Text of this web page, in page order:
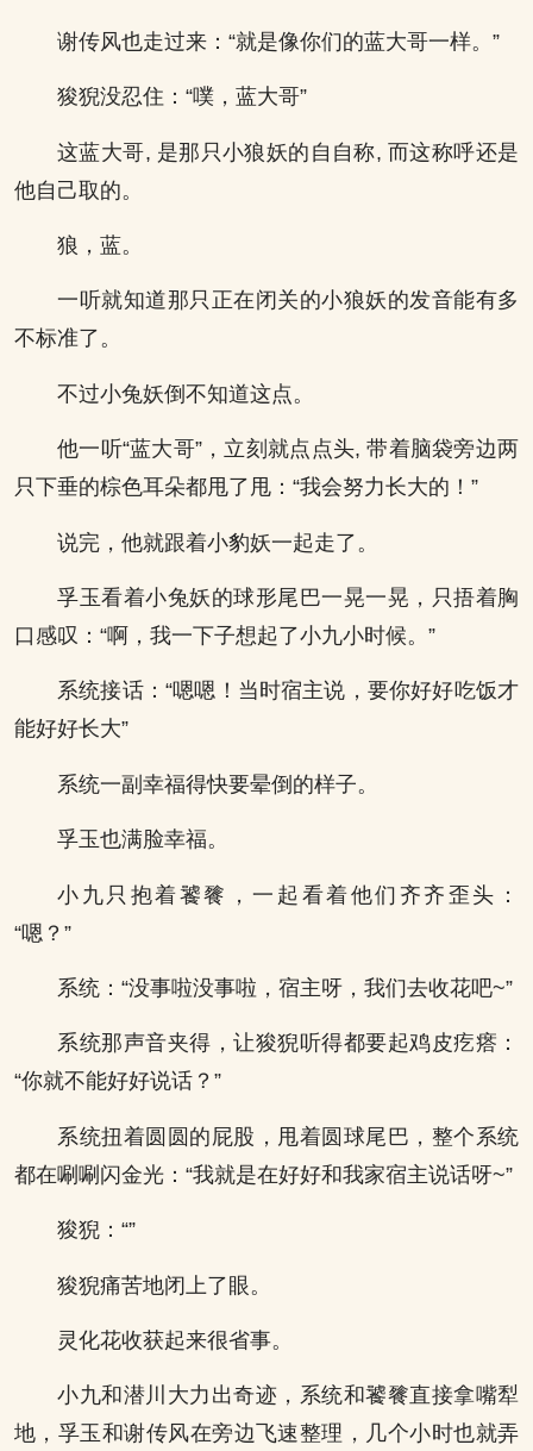
谢传风也走过来：“就是像你们的蓝大哥一样。”
狻猊没忍住：“噗，蓝大哥”
这蓝大哥, 是那只小狼妖的自自称, 而这称呼还是
他自己取的。
狼，蓝。
一听就知道那只正在闭关的小狼妖的发音能有多
不标准了。
不过小兔妖倒不知道这点。
他一听“蓝大哥”，立刻就点点头, 带着脑袋旁边两
只下垂的棕色耳朵都甩了甩：“我会努力长大的！”
说完，他就跟着小豹妖一起走了。
孚玉看着小兔妖的球形尾巴一晃一晃，只捂着胸
口感叹：“啊，我一下子想起了小九小时候。”
系统接话：“嗯嗯！当时宿主说，要你好好吃饭才
能好好长大”
系统一副幸福得快要晕倒的样子。
孚玉也满脸幸福。
小九只抱着饕餮，一起看着他们齐齐歪头：
“嗯？”
系统：“没事啦没事啦，宿主呀，我们去收花吧~”
系统那声音夹得，让狻猊听得都要起鸡皮疙瘩：
“你就不能好好说话？”
系统扭着圆圆的屁股，甩着圆球尾巴，整个系统
都在唰唰闪金光：“我就是在好好和我家宿主说话呀~”
狻猊：“”
狻猊痛苦地闭上了眼。
灵化花收获起来很省事。
小九和潜川大力出奇迹，系统和饕餮直接拿嘴犁
地，孚玉和谢传风在旁边飞速整理，几个小时也就弄